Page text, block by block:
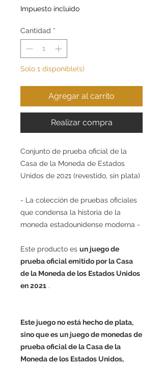
Impuesto incluido
Cantidad *
Solo 1 disponible(s)
Agregar al carrito
Realizar compra
Conjunto de prueba oficial de la
Casa de la Moneda de Estados
Unidos de 2021 (revestido, sin plata)
- La colección de pruebas oficiales
que condensa la historia de la
moneda estadounidense moderna -
Este producto es un juego de
prueba oficial emitido por la Casa
de la Moneda de los Estados Unidos
en 2021 .
Este juego no está hecho de plata,
sino que es un juego de monedas de
prueba oficial de la Casa de la
Moneda de los Estados Unidos,